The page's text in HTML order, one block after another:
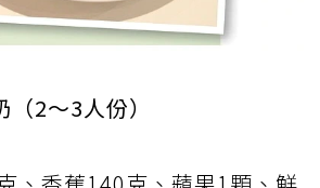
2～3人份）